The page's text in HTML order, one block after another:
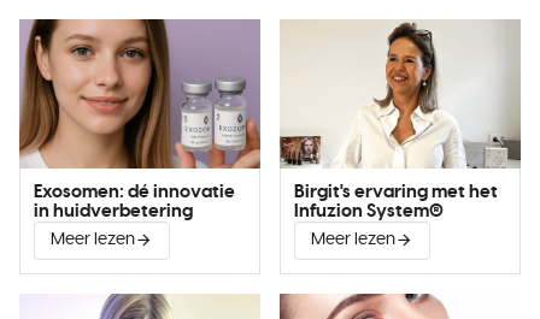
Exosomen: dé innovatie
in huidverbetering
Meer lezen
Birgit's ervaring met het
Infuzion System®
Meer lezen